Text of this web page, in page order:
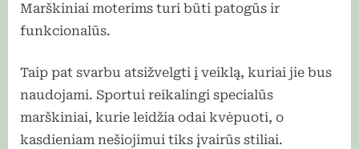
Marškiniai moterims turi būti patogūs ir
funkcionalūs.
Taip pat svarbu atsižvelgti į veiklą, kuriai jie bus
naudojami. Sportui reikalingi specialūs
marškiniai, kurie leidžia odai kvėpuoti, o
kasdieniam nešiojimui tiks įvairūs stiliai.